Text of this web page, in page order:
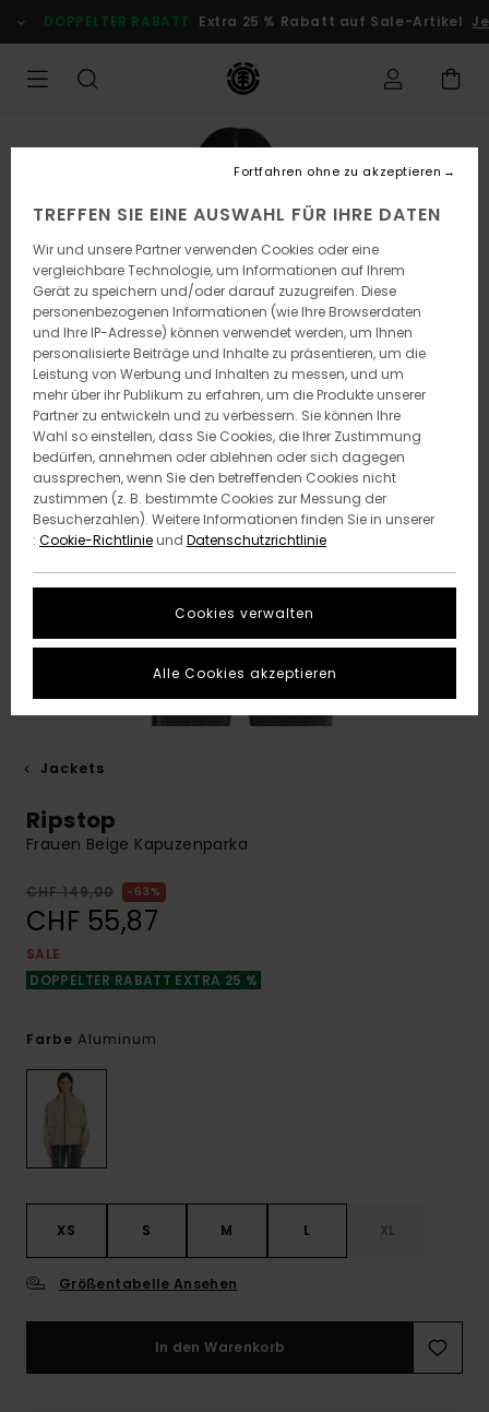
zur
Produktinformation
DOPPELTER RABATT Extra 25 % Rabatt auf Sale-Artikel
Jackets
Ripstop
Frauen Beige Kapuzenparka
CHF 149,00 63%
CHF 55,87
SALE
DOPPELTER RABATT EXTRA 25 %
Farbe Aluminum
XS S M L XL
Größentabelle Ansehen
In den Warenkorb
TREFFEN SIE EINE AUSWAHL FÜR IHRE DATEN
Wir und unsere Partner verwenden Cookies oder eine
vergleichbare Technologie, um Informationen auf Ihrem
Gerät zu speichern und/oder darauf zuzugreifen. Diese
personenbezogenen Informationen (wie Ihre Browserdaten
und Ihre IP-Adresse) können verwendet werden, um Ihnen
personalisierte Beiträge und Inhalte zu präsentieren, um die
Leistung von Werbung und Inhalten zu messen, und um
mehr über ihr Publikum zu erfahren, um die Produkte unserer
Partner zu entwickeln und zu verbessern. Sie können Ihre
Wahl so einstellen, dass Sie Cookies, die Ihrer Zustimmung
bedürfen, annehmen oder ablehnen oder sich dagegen
aussprechen, wenn Sie den betreffenden Cookies nicht
zustimmen (z. B. bestimmte Cookies zur Messung der
Besucherzahlen). Weitere Informationen finden Sie in unserer
: Cookie-Richtlinieund Datenschutzrichtlinie
Cookies verwalten
Fortfahren ohne zu akzeptieren
Alle Cookies akzeptieren